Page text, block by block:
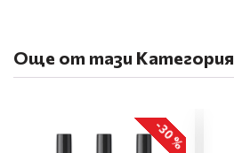
Още от тази Категория
-30 %